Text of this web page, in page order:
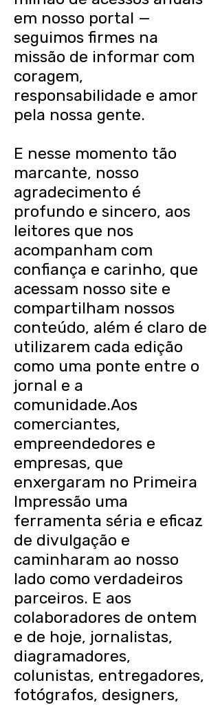
em nosso portal —
seguimos firmes na
missão de informar com
coragem,
responsabilidade e amor
pela nossa gente.
E nesse momento tão
marcante, nosso
agradecimento é
profundo e sincero, aos
leitores que nos
acompanham com
confiança e carinho, que
acessam nosso site e
compartilham nossos
conteúdo, além é claro de
utilizarem cada edição
como uma ponte entre o
jornal e a
comunidade.Aos
comerciantes,
empreendedores e
empresas, que
enxergaram no Primeira
Impressão uma
ferramenta séria e eficaz
de divulgação e
caminharam ao nosso
lado como verdadeiros
parceiros. E aos
colaboradores de ontem
e de hoje, jornalistas,
diagramadores,
colunistas, entregadores,
fotógrafos, designers,